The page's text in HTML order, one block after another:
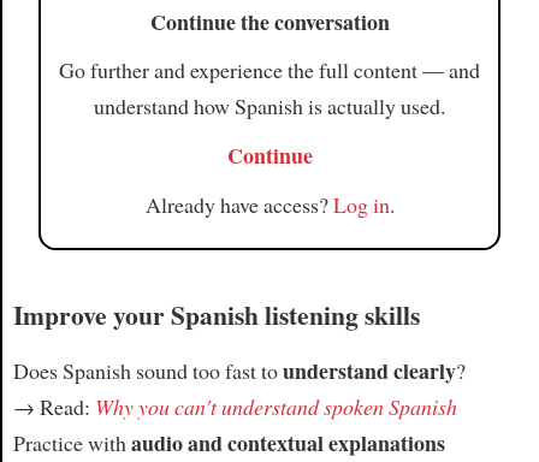
Continue the conversation
Go further and experience the full content — and
understand how Spanish is actually used.
Continue
Already have access?Log in.
Improve your Spanish listening skills
Does Spanish sound too fast tounderstand clearly?
→ Read: Why you can't understand spoken Spanish
Practice withaudio and contextual explanations